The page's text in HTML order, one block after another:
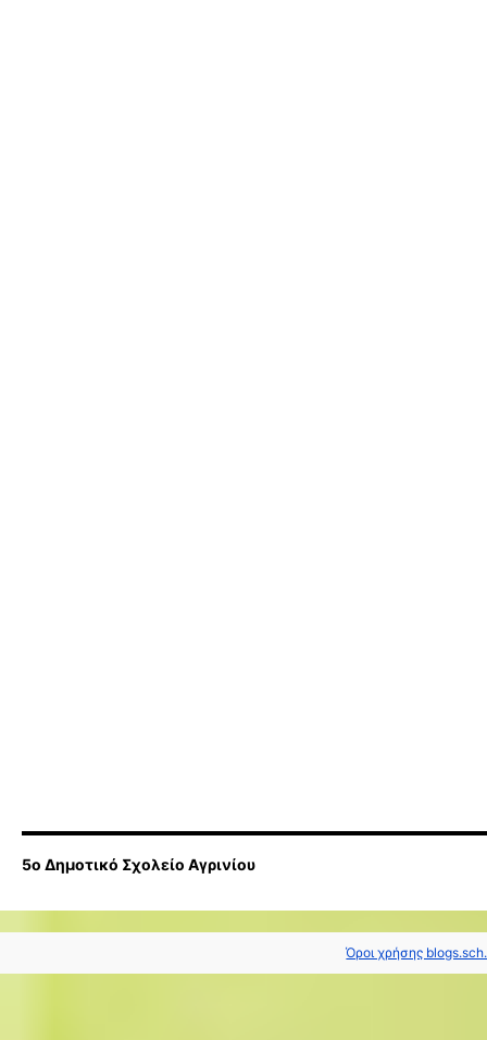
5ο Δημοτικό Σχολείο Αγρινίου
Όροι χρήσης